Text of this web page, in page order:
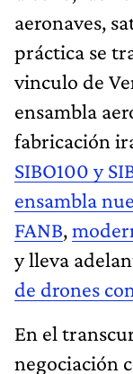
aeronaves,
práctica se
vinculo de
ensambla
fabricación
SIBO100 y
ensambla
FANB,
y lleva
de drones
En el
negociación